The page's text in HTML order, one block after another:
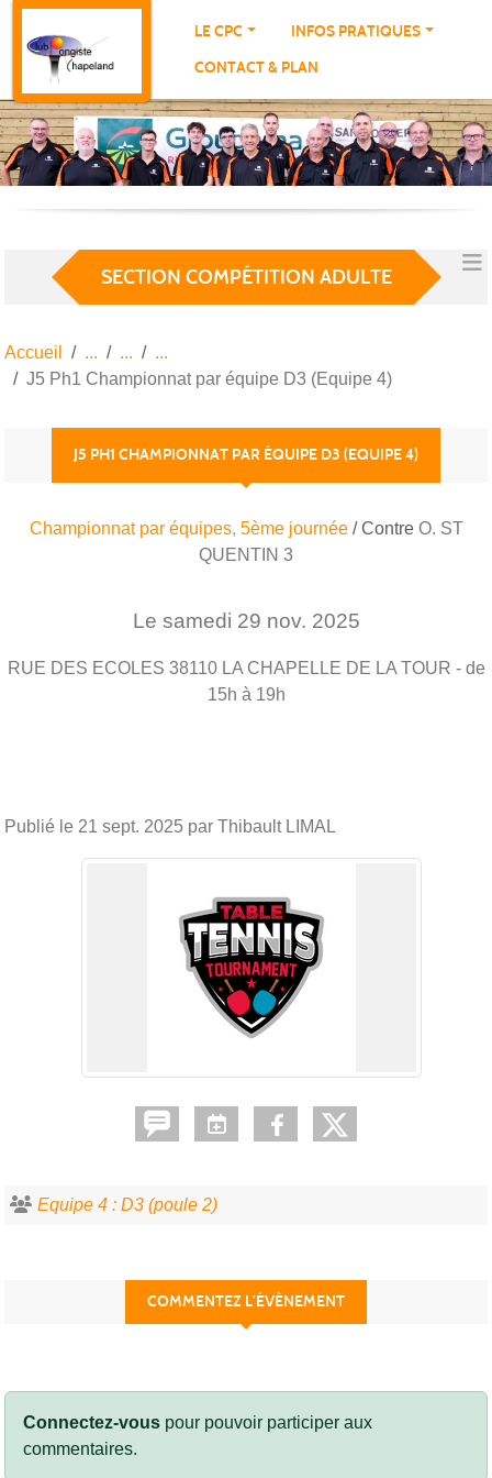
LE CPC
INFOS PRATIQUES
CONTACT & PLAN
SECTION COMPÉTITION ADULTE
Accueil
J5 Ph1 Championnat par équipe D3 (Equipe 4)
J5 PH1 CHAMPIONNAT PAR ÉQUIPE D3 (EQUIPE 4)
Championnat par équipes, 5ème journée / Contre O. ST
QUENTIN 3
Le samedi 29 nov. 2025
RUE DES ECOLES 38110 LA CHAPELLE DE LA TOUR - de
15h à 19h
Publié le 21 sept. 2025 par Thibault LIMAL
Equipe 4 : D3 (poule 2)
COMMENTEZ L’ÉVÈNEMENT
Connectez-vous pour pouvoir participer aux
commentaires.
Panneau de gestion des cookies